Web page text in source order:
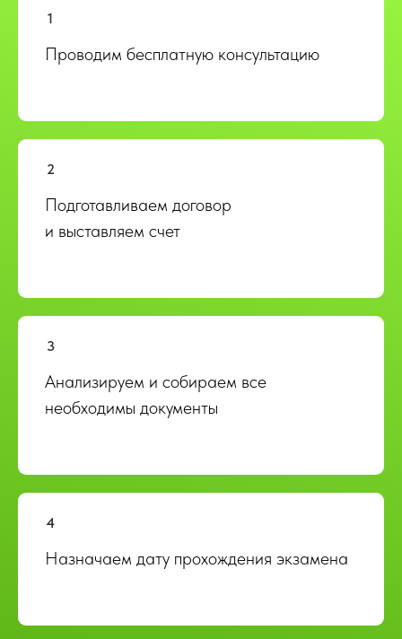
Проводим бесплатную консультацию
Подготавливаем договор
и выставляем счет
Анализируем и собираем все
необходимы документы
Назначаем дату прохождения экзамена